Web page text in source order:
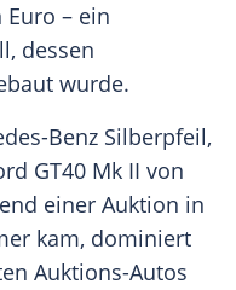
– ein
dessen
wurde.
Benz Silberpfeil,
GT40 Mk II von
einer Auktion in
kam, dominiert
Auktions-Autos